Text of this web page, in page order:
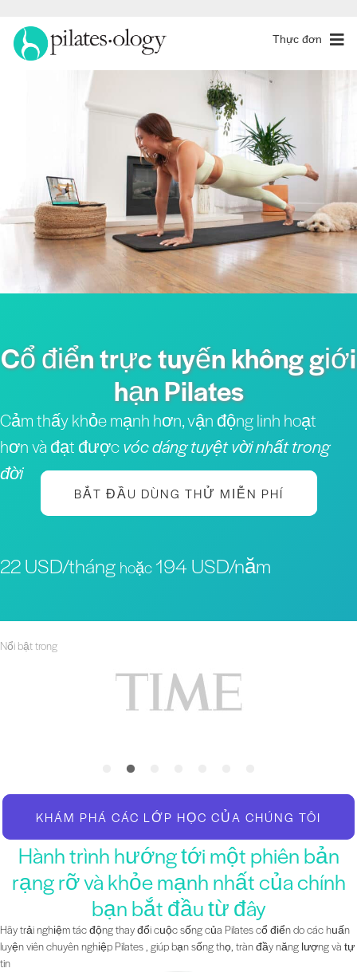
Thực đơn
Cổ điển trực tuyến không giới
hạn Pilates
Cảm thấy khỏe mạnh hơn, vận động linh hoạt
hơn và đạt đượcvóc dáng tuyệt vời nhất trong
đời
BẮT ĐẦU DÙNG THỬ MIỄN PHÍ
22 USD/tháng hoặc194 USD/năm
Nổi bật trong
KHÁM PHÁ CÁC LỚP HỌC CỦA CHÚNG TÔI
Hành trình hướng tới một phiên bản
rạng rỡ và khỏe mạnh nhất của chính
bạn bắt đầu từ đây
Hãy trải nghiệm tác động thay đổi cuộc sống của Pilates cổ điển do các huấn
luyện viên chuyên nghiệp Pilates , giúp bạn sống thọ, tràn đầy năng lượng và tự
tin